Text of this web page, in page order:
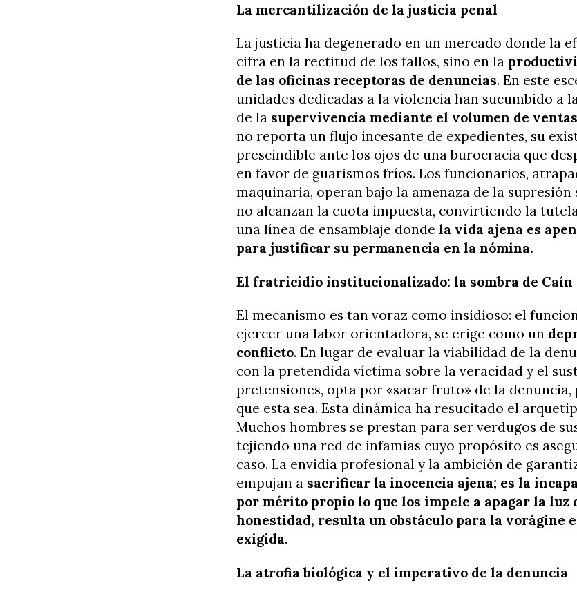
La mercantilización de la justicia penal
La justicia ha degenerado en un mercado donde la
cifra en la rectitud de los fallos, sino en la
de las oficinas receptoras de denuncias. En este
unidades dedicadas a la violencia han sucumbido a
de la supervivencia mediante el volumen de ventas
no reporta un flujo incesante de expedientes, su
prescindible ante los ojos de una burocracia que
en favor de guarismos fríos. Los funcionarios,
maquinaria, operan bajo la amenaza de la supresión
no alcanzan la cuota impuesta, convirtiendo la
una línea de ensamblaje donde la vida ajena es
para justificar su permanencia en la nómina.
El fratricidio institucionalizado: la sombra de Caín
El mecanismo es tan voraz como insidioso: el
ejercer una labor orientadora, se erige como un
conflicto. En lugar de evaluar la viabilidad de la
con la pretendida víctima sobre la veracidad y el
pretensiones, opta por «sacar fruto» de la denuncia,
que esta sea. Esta dinámica ha resucitado el
Muchos hombres se prestan para ser verdugos de
tejiendo una red de infamias cuyo propósito es
caso. La envidia profesional y la ambición de
empujan a sacrificar la inocencia ajena; es la
por mérito propio lo que los impele a apagar la luz
honestidad, resulta un obstáculo para la vorágine
exigida.
La atrofia biológica y el imperativo de la denuncia